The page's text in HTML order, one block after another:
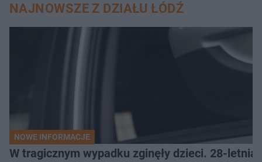
NAJNOWSZE Z DZIAŁU ŁÓDŹ
NOWE INFORMACJE
W tragicznym wypadku zginęły dzieci. 28-